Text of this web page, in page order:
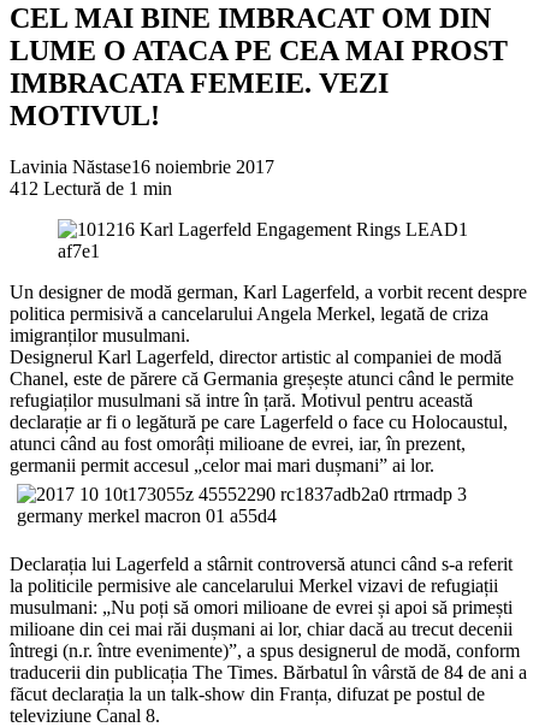
CEL MAI BINE IMBRACAT OM DIN
LUME O ATACA PE CEA MAI PROST
IMBRACATA FEMEIE. VEZI
MOTIVUL!
Lavinia Năstase16 noiembrie 2017
412 Lectură de 1 min
Un designer de modă german, Karl Lagerfeld, a vorbit recent despre
politica permisivă a cancelarului Angela Merkel, legată de criza
imigranților musulmani.
Designerul Karl Lagerfeld, director artistic al companiei de modă
Chanel, este de părere că Germania greșește atunci când le permite
refugiaților musulmani să intre în țară. Motivul pentru această
declarație ar fi o legătură pe care Lagerfeld o face cu Holocaustul,
atunci când au fost omorâți milioane de evrei, iar, în prezent,
germanii permit accesul „celor mai mari dușmani” ai lor.
Declarația lui Lagerfeld a stârnit controversă atunci când s-a referit
la politicile permisive ale cancelarului Merkel vizavi de refugiații
musulmani: „Nu poți să omori milioane de evrei și apoi să primești
milioane din cei mai răi dușmani ai lor, chiar dacă au trecut decenii
întregi (n.r. între evenimente)”, a spus designerul de modă, conform
traducerii din publicația The Times. Bărbatul în vârstă de 84 de ani a
făcut declarația la un talk-show din Franța, difuzat pe postul de
televiziune Canal 8.